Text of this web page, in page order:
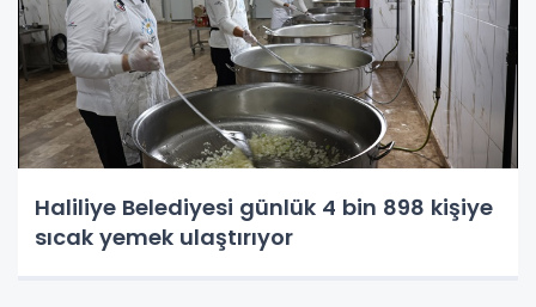
Haliliye Belediyesi günlük 4 bin 898 kişiye
sıcak yemek ulaştırıyor